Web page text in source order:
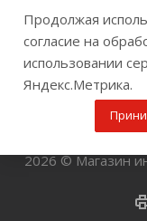
г. Пермь,
2026 © Магазин
Продолжая
согласие на
использовании
Яндекс.Метрика.